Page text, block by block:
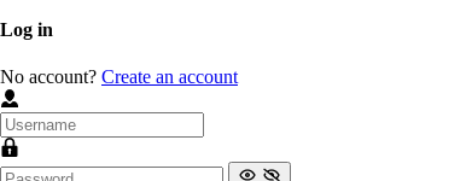
Log in
No account? Create an account